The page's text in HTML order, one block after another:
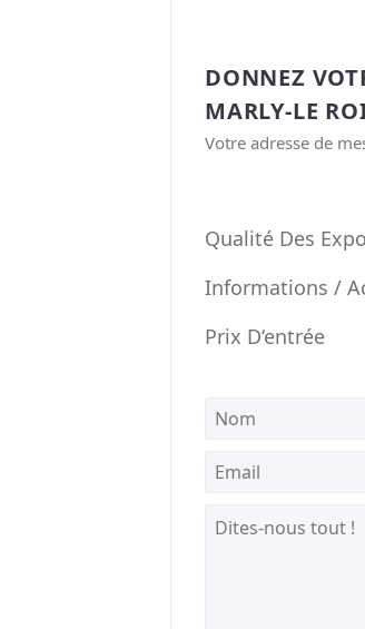
DONNEZ
MARLY-LE
Votre adresse de
Qualité Des
Informations /
Prix D‘entrée